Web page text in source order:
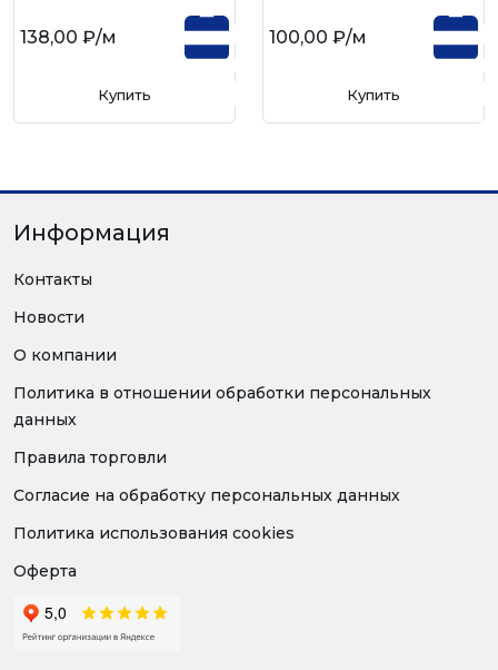
138,00 ₽/м
Купить
100,00 ₽/м
Купить
Информация
Контакты
Новости
О компании
Политика в отношении обработки персональных
данных
Правила торговли
Согласие на обработку персональных данных
Политика использования cookies
Оферта